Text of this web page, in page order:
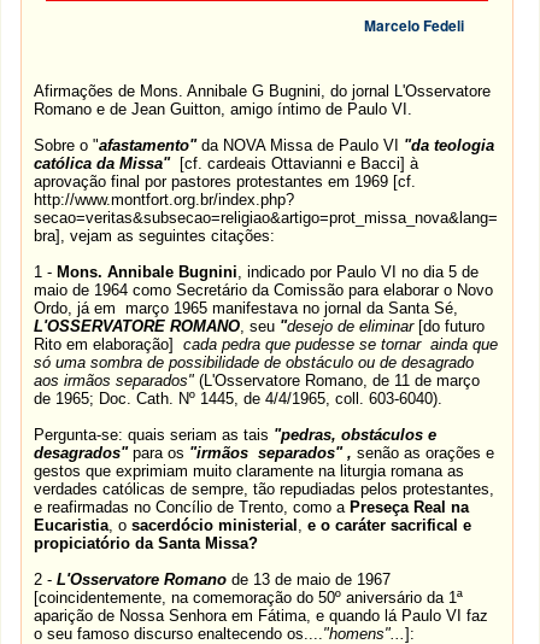
Marcelo Fedeli
Afirmações de Mons. Annibale G Bugnini, do jornal L'Osservatore
Romano e de Jean Guitton, amigo íntimo de Paulo VI.
Sobre o "afastamento"da NOVA Missa de Paulo VI "da teologia
católica da Missa"[cf. cardeais Ottavianni e Bacci] à
aprovação final por pastores protestantes em 1969 [cf.
http://www.montfort.org.br/index.php?
secao=veritas&subsecao=religiao&artigo=prot_missa_nova&lang=
bra], vejam as seguintes citações:
1 - Mons. Annibale Bugnini, indicado por Paulo VI no dia 5 de
maio de 1964 como Secretário da Comissão para elaborar o Novo
Ordo, já em março 1965 manifestava no jornal da Santa Sé,
L'OSSERVATORE ROMANO, seu "desejo de eliminar [do futuro
Rito em elaboração]cada pedra que pudesse se tornar ainda que
só uma sombra de possibilidade de obstáculo ou de desagrado
aos irmãos separados"(L'Osservatore Romano, de 11 de março
de 1965; Doc. Cath. Nº 1445, de 4/4/1965, coll. 603-6040).
Pergunta-se: quais seriam as tais "pedras, obstáculos e
desagrados"para os "irmãos separados", senão as orações e
gestos que exprimiam muito claramente na liturgia romana as
verdades católicas de sempre, tão repudiadas pelos protestantes,
e reafirmadas no Concílio de Trento, como a Preseça Real na
Eucaristia, osacerdócio ministerial ,e o caráter sacrifical e
propiciatório da Santa Missa?
2 -L'Osservatore Romano de 13 de maio de 1967
[coincidentemente, na comemoração do 50º aniversário da 1ª
aparição de Nossa Senhora em Fátima, e quando lá Paulo VI faz
o seu famoso discurso enaltecendo os...."homens"...]: